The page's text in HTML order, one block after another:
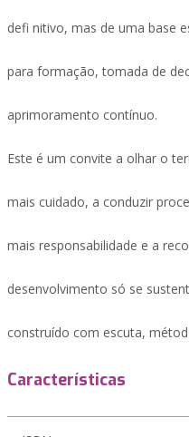
defi nitivo, mas de uma base
para formação, tomada de
aprimoramento contínuo.
Este é um convite a olhar o
mais cuidado, a conduzir
mais responsabilidade e a
desenvolvimento só se
construído com escuta,
Características